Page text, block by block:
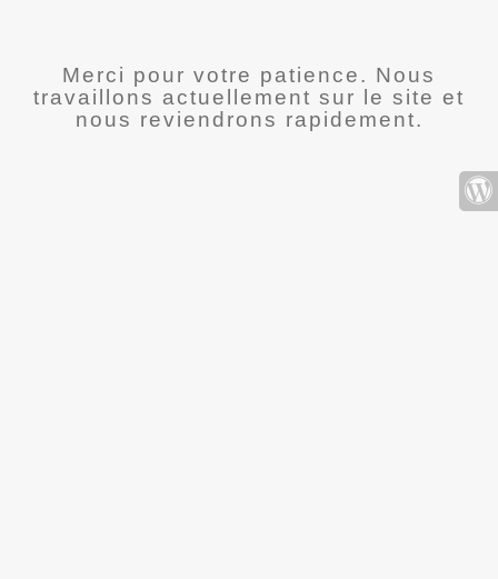
Merci pour votre patience. Nous
travaillons actuellement sur le site et
nous reviendrons rapidement.